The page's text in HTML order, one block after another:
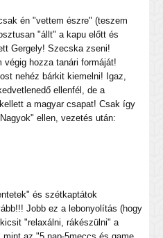
én "vettem észre" (teszem
"állt" a kapu előtt és
Gergely! Szecska zseni!
végig hozza tanári formáját!
nehéz bárkit kiemelni! Igaz,
ellenfél, de a
a magyar csapat! Csak így
ellen, vezetés után:
és szétkaptátok
Jobb ez a lebonyolítás (hogy
"relaxálni, rákészülni" a